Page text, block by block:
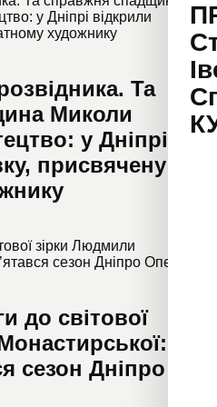
Та
Миколи
у Дніпрі
присвячену
до світової
сезон Дніпро